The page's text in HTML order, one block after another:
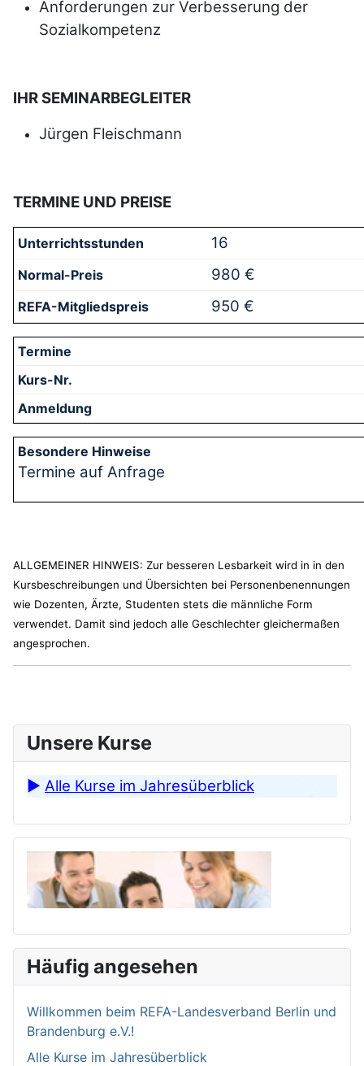
Anforderungen zur Ver­bes­serung der
Sozial­kompe­tenz
IHR SEMINARBEGLEITER
Jürgen Fleischmann
TERMINE UND PREISE
16
980 €
950 €
Termine auf Anfrage
ALLGEMEINER HINWEIS: Zur besseren Lesbarkeit wird in in den
Kursbeschreibungen und Übersichten bei Personenbenennungen
wie Dozenten, Ärzte, Studenten stets die männliche Form
verwendet. Damit sind jedoch alle Geschlechter gleichermaßen
angesprochen.
Unsere Kurse
► Alle Kurse im Jahresüberblick
Häufig angesehen
Willkommen bei­m REFA-Landesverband Berlin und
Brandenburg e.V.!
Alle Kurse im Jahresüberblick